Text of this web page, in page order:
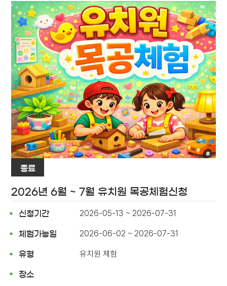
종료
2026년 6월 ~ 7월 유치원 목공체험신청
신청기간 2026-05-13 ~ 2026-07-31
체험가능일 2026-06-02 ~ 2026-07-31
유형 유치원 체험
장소